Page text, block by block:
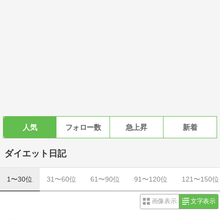
人気 フォロー数 急上昇 新着
ダイエット日記
1〜30位 31〜60位 61〜90位 91〜120位 121〜150位
画像表示 文字表示